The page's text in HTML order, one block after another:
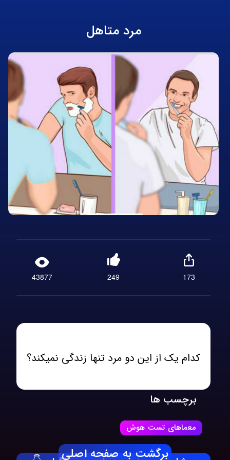
مرد متاهل
43877 249 173
کدام یک از این دو مرد تنها زندگی نمیکند؟
برچسب ها
معماهای تست هوش
برگشت به صفحه اصلی